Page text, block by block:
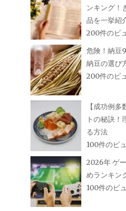
ンキング！
品を一挙紹
200件のビ
危険！納豆
納豆の選び
200件のビ
【成功例
トの秘訣！
る方法
100件のビ
2026年 ゲ
めランキン
100件のビ